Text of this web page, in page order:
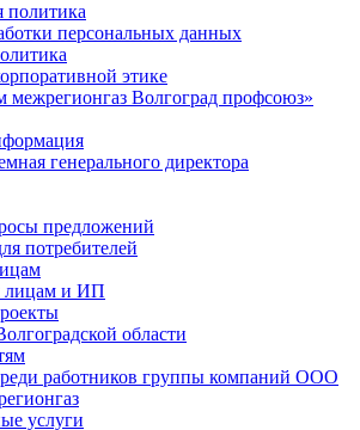
политика
персональных данных
этике
Волгоград профсоюз»
генерального директора
предложений
потребителей
лицам и ИП
области
работников группы компаний ООО
услуги